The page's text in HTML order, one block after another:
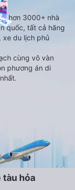
hơn 3000+ nhà
quốc, tất cả hãng
xe du lịch phủ
cùng vô vàn
phương án di
tàu hỏa